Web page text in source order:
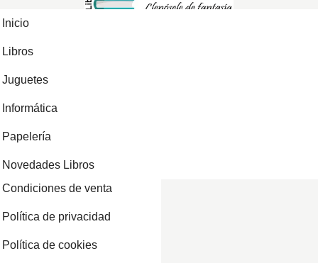
Inicio
Libros
Juguetes
Informática
Papelería
Novedades Libros
Condiciones de venta
Política de privacidad
Política de cookies